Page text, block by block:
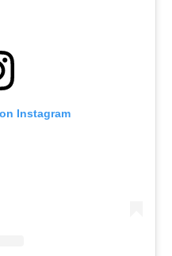
Instagram